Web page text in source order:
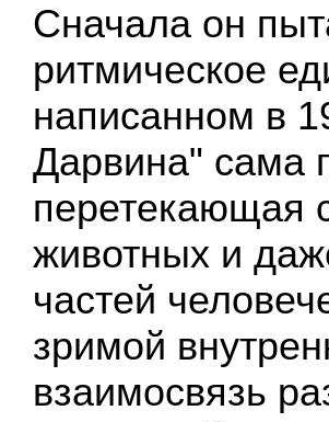
Сначала он
ритмическое
написанном в
Дарвина" сама
перетекающая
животных и
частей
зримой
взаимосвязь